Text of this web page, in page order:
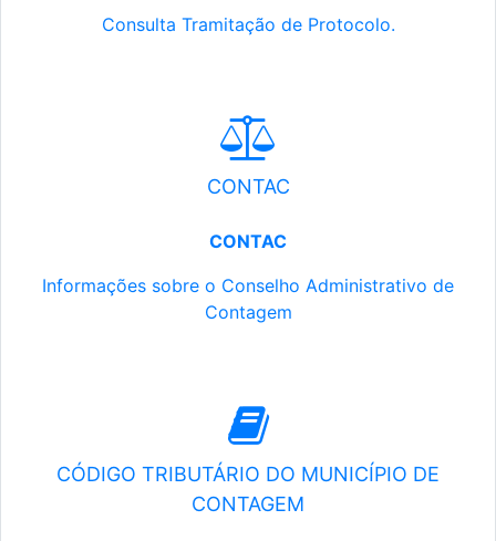
Consulta Tramitação de Protocolo.
CONTAC
CONTAC
Informações sobre o Conselho Administrativo de
Contagem
CÓDIGO TRIBUTÁRIO DO MUNICÍPIO DE
CONTAGEM